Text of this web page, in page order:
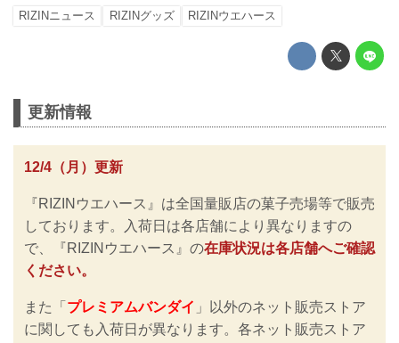
RIZINニュース RIZINグッズ RIZINウエハース
更新情報
12/4（月）更新
『RIZINウエハース』は全国量販店の菓子売場等で販売
しております。入荷日は各店舗により異なりますの
で、『RIZINウエハース』の在庫状況は各店舗へご確認
ください。
また「 プレミアムバンダイ 」以外のネット販売ストア
に関しても入荷日が異なります。各ネット販売ストア